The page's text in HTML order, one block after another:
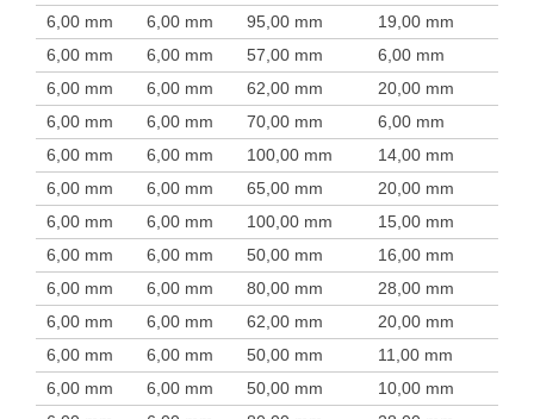
6,00 mm
6,00 mm 95,00 mm 19,00 mm
6,00 mm
6,00 mm 57,00 mm 6,00 mm
6,00 mm
6,00 mm 62,00 mm 20,00 mm
6,00 mm
6,00 mm 70,00 mm 6,00 mm
6,00 mm
6,00 mm 100,00 mm 14,00 mm
6,00 mm
6,00 mm 65,00 mm 20,00 mm
6,00 mm
6,00 mm 100,00 mm 15,00 mm
6,00 mm
6,00 mm 50,00 mm 16,00 mm
6,00 mm
6,00 mm 80,00 mm 28,00 mm
6,00 mm
6,00 mm 62,00 mm 20,00 mm
6,00 mm
6,00 mm 50,00 mm 11,00 mm
6,00 mm
6,00 mm 50,00 mm 10,00 mm